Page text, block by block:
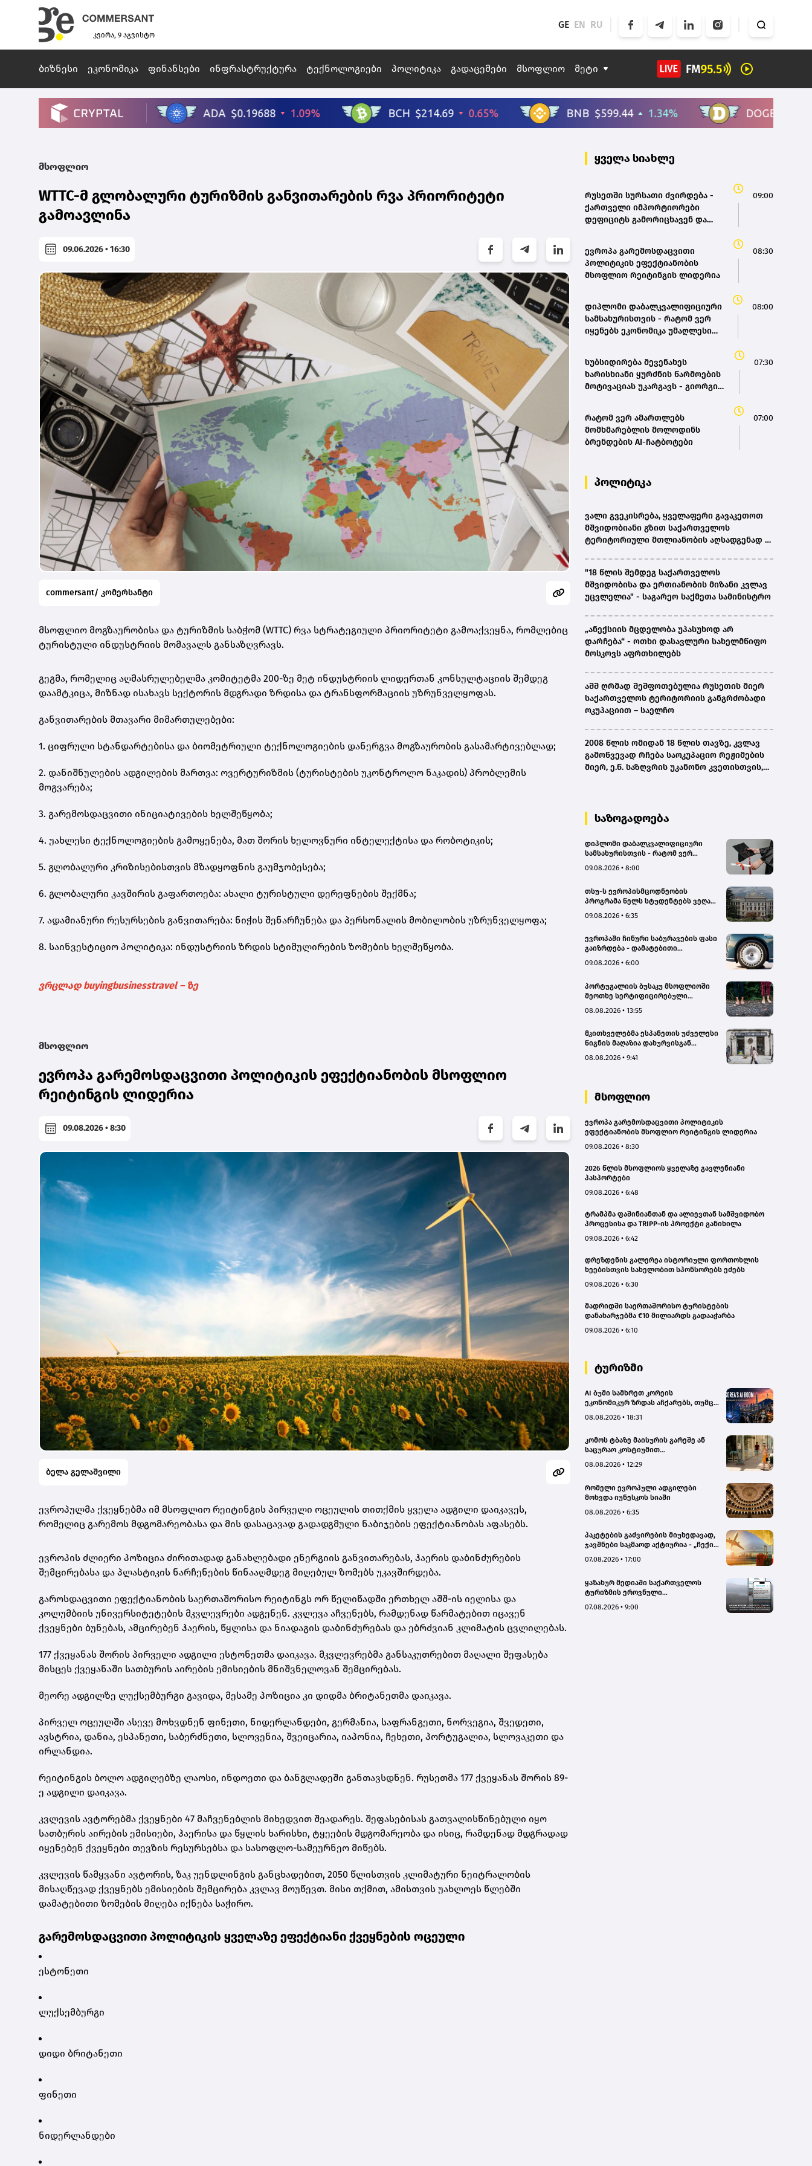
კვირა, 9 აგვისტო
GE EN RU
ბიზნესი ეკონომიკა ფინანსები ინფრასტრუქტურა ტექნოლოგიები პოლიტიკა გადაცემები მსოფლიო მეტი
მსოფლიო
WTTC-მ გლობალური ტურიზმის განვითარების რვა პრიორიტეტი
გამოავლინა
09.06.2026 • 16:30
commersant/ კომერსანტი
მსოფლიო მოგზაურობისა და ტურიზმის საბჭომ (WTTC) რვა სტრატეგიული პრიორიტეტი გამოაქვეყნა, რომლებიც
ტურისტული ინდუსტრიის მომავალს განსაზღვრავს.
გეგმა, რომელიც აღმასრულებელმა კომიტეტმა 200-ზე მეტ ინდუსტრიის ლიდერთან კონსულტაციის შემდეგ
დაამტკიცა, მიზნად ისახავს სექტორის მდგრადი ზრდისა და ტრანსფორმაციის უზრუნველყოფას.
განვითარების მთავარი მიმართულებები:
1. ციფრული სტანდარტებისა და ბიომეტრიული ტექნოლოგიების დანერგვა მოგზაურობის გასამარტივებლად;
2. დანიშნულების ადგილების მართვა: ოვერტურიზმის (ტურისტების უკონტროლო ნაკადის) პრობლემის
მოგვარება;
3. გარემოსდაცვითი ინიციატივების ხელშეწყობა;
4. უახლესი ტექნოლოგიების გამოყენება, მათ შორის ხელოვნური ინტელექტისა და რობოტიკის;
5. გლობალური კრიზისებისთვის მზადყოფნის გაუმჯობესება;
6. გლობალური კავშირის გაფართოება: ახალი ტურისტული დერეფნების შექმნა;
7. ადამიანური რესურსების განვითარება: ნიჭის შენარჩუნება და პერსონალის მობილობის უზრუნველყოფა;
8. საინვესტიციო პოლიტიკა: ინდუსტრიის ზრდის სტიმულირების ზომების ხელშეწყობა.
ვრცლად buyingbusinesstravel – ზე
მსოფლიო
ევროპა გარემოსდაცვითი პოლიტიკის ეფექტიანობის მსოფლიო
რეიტინგის ლიდერია
09.08.2026 • 8:30
ბელა გელაშვილი
ევროპულმა ქვეყნებმა იმ მსოფლიო რეიტინგის პირველი ოცეულის თითქმის ყველა ადგილი დაიკავეს,
რომელიც გარემოს მდგომარეობასა და მის დასაცავად გადადგმული ნაბიჯების ეფექტიანობას აფასებს.
ევროპის ძლიერი პოზიცია ძირითადად განახლებადი ენერგიის განვითარებას, ჰაერის დაბინძურების
შემცირებასა და პლასტიკის ნარჩენების წინააღმდეგ მიღებულ ზომებს უკავშირდება.
გაროსდაცვითი ეფექტიანობის საერთაშორისო რეიტინგს ორ წელიწადში ერთხელ აშშ-ის იელისა და
კოლუმბიის უნივერსიტეტების მკვლევრები ადგენენ. კვლევა აჩვენებს, რამდენად წარმატებით იცავენ
ქვეყნები ბუნებას, ამცირებენ ჰაერის, წყლისა და ნიადაგის დაბინძურებას და ებრძვიან კლიმატის ცვლილებას.
177 ქვეყანას შორის პირველი ადგილი ესტონეთმა დაიკავა. მკვლევრებმა განსაკუთრებით მაღალი შეფასება
მისცეს ქვეყანაში სათბურის აირების ემისიების მნიშვნელოვან შემცირებას.
მეორე ადგილზე ლუქსემბურგი გავიდა, მესამე პოზიცია კი დიდმა ბრიტანეთმა დაიკავა.
პირველ ოცეულში ასევე მოხვდნენ ფინეთი, ნიდერლანდები, გერმანია, საფრანგეთი, ნორვეგია, შვედეთი,
ავსტრია, დანია, ესპანეთი, საბერძნეთი, სლოვენია, შვეიცარია, იაპონია, ჩეხეთი, პორტუგალია, სლოვაკეთი და
ირლანდია.
რეიტინგის ბოლო ადგილებზე ლაოსი, ინდოეთი და ბანგლადეში განთავსდნენ. რუსეთმა 177 ქვეყანას შორის 89-
ე ადგილი დაიკავა.
კვლევის ავტორებმა ქვეყნები 47 მაჩვენებლის მიხედვით შეადარეს. შეფასებისას გათვალისწინებული იყო
სათბურის აირების ემისიები, ჰაერისა და წყლის ხარისხი, ტყეების მდგომარეობა და ისიც, რამდენად მდგრადად
იყენებენ ქვეყნები თევზის რესურსებსა და სასოფლო-სამეურნეო მიწებს.
კვლევის წამყვანი ავტორის, ზაკ უენდლინგის განცხადებით, 2050 წლისთვის კლიმატური ნეიტრალობის
მისაღწევად ქვეყნებს ემისიების შემცირება კვლავ მოუწევთ. მისი თქმით, ამისთვის უახლოეს წლებში
დამატებითი ზომების მიღება იქნება საჭირო.
გარემოსდაცვითი პოლიტიკის ყველაზე ეფექტიანი ქვეყნების ოცეული
ესტონეთი
ლუქსემბურგი
დიდი ბრიტანეთი
ფინეთი
ნიდერლანდები
ყველა სიახლე
რუსეთში სურსათი ძვირდება -
ქართველი იმპორტიორები
დეფიციტს გამორიცხავენ და
09:00
ევროპა გარემოსდაცვითი
პოლიტიკის ეფექტიანობის
მსოფლიო რეიტინგის ლიდერია
08:30
დიპლომი დაბალკვალიფიციური
სამსახურისთვის - რატომ ვერ
იყენებს ეკონომიკა უმაღლესი
08:00
სუბსიდირება მევენახეს
ხარისხიანი ყურძნის წარმოების
მოტივაციას უკარგავს - გიორგი
07:30
რატომ ვერ ამართლებს
მომხმარებლის მოლოდინს
ბრენდების AI-ჩატბოტები
07:00
პოლიტიკა
ვალი გვეკისრება, ყველაფერი გავაკეთოთ
მშვიდობიანი გზით საქართველოს
ტერიტორიული მთლიანობის აღსადგენად -
"18 წლის შემდეგ საქართველოს
მშვიდობისა და ერთიანობის მიზანი კვლავ
უცვლელია" - საგარეო საქმეთა სამინისტრო
„ანექსიის მცდელობა უპასუხოდ არ
დარჩება“ - ოთხი დასავლური სახელმწიფო
მოსკოვს აფრთხილებს
აშშ ღრმად შეშფოთებულია რუსეთის მიერ
საქართველოს ტერიტორიის განგრძობადი
ოკუპაციით – საელჩო
2008 წლის ომიდან 18 წლის თავზე, კვლავ
გამოწვევად რჩება საოკუპაციო რეჟიმების
მიერ, ე.წ. საზღვრის უკანონო კვეთისთვის,
სახალხო დამცველი
საზოგადოება
დიპლომი დაბალკვალიფიციური
სამსახურისთვის - რატომ ვერ
განათლების მქონე კადრებს
09.08.2026 • 8:00
თსუ-ს ევროპისმცოდნეობის
პროგრამა წელს სტუდენტებს ვეღარ
09.08.2026 • 6:35
ევროპაში ჩინური საბურავების ფასი
გაიზრდება - დამატებითი
09.08.2026 • 6:00
პორტუგალიის ბუსაკუ მსოფლიოში
მეოთხე სერტიფიცირებული
08.08.2026 • 13:55
მკითხველებმა ესპანეთის უძველესი
წიგნის მაღაზია დახურვისგან
08.08.2026 • 9:41
მსოფლიო
ევროპა გარემოსდაცვითი პოლიტიკის
ეფექტიანობის მსოფლიო რეიტინგის ლიდერია
09.08.2026 • 8:30
2026 წლის მსოფლიოს ყველაზე გავლენიანი
პასპორტები
09.08.2026 • 6:48
ტრამპმა ფაშინიანთან და ალიევთან სამშვიდობო
პროცესისა და TRIPP-ის პროექტი განიხილა
09.08.2026 • 6:42
დრეზდენის გალერეა ისტორიული ფორთოხლის
ხეებისთვის სახელობით სპონსორებს ეძებს
09.08.2026 • 6:30
მადრიდში საერთაშორისო ტურისტების
დანახარჯებმა €10 მილიარდს გადააჭარბა
09.08.2026 • 6:10
ტურიზმი
AI ბუმი სამხრეთ კორეის
ეკონომიკურ ზრდას აჩქარებს, თუმცა
08.08.2026 • 18:31
კომოს ტბაზე მაისურის გარეშე ან
საცურაო კოსტიუმით
ევრომდე დააჯარიმებენ
08.08.2026 • 12:29
რომელი ევროპული ადგილები
მოხვდა იუნესკოს სიაში
08.08.2026 • 6:35
პაკეტების გაძვირების მიუხედავად,
ჯავშნები საკმაოდ აქტიურია - „ჩექინ
07.08.2026 • 17:00
ყაზახურ მედიაში საქართველოს
ტურიზმის ეროვნული
კამპანიის ფარგლებში სტატიები
07.08.2026 • 9:00